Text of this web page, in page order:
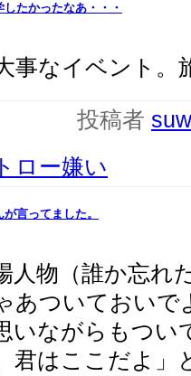
たかったなあ・・・
事なイベント。
投稿者
ロー嫌い
言ってました。
人物（誰か忘れ
あついておいで
いながらもつい
君はここだよ」